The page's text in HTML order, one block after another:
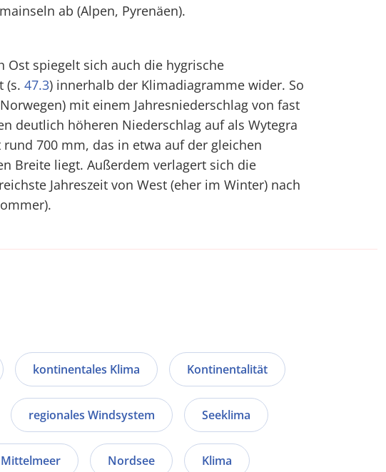
ab (Alpen, Pyrenäen).
Ost spiegelt sich auch die hygrische
(s. 47.3) innerhalb der Klimadiagramme wider. So
mit einem Jahresniederschlag von fast
deutlich höheren Niederschlag auf als Wytegra
rund 700 mm, das in etwa auf der gleichen
Breite liegt. Außerdem verlagert sich die
Jahreszeit von West (eher im Winter) nach
kontinentales Klima Kontinentalität
regionales Windsystem Seeklima
Mittelmeer Nordsee Klima